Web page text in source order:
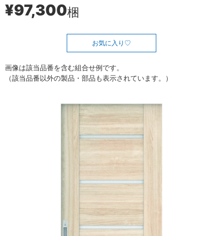
¥97,300梱
お気に入り
画像は該当品番を含む組合せ例です。
（該当品番以外の製品・部品も表示されています。）